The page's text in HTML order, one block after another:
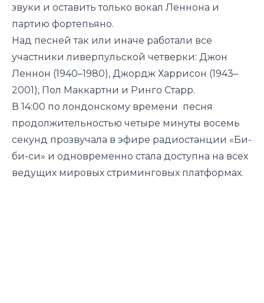
звуки и оставить только вокал Леннона и
партию фортепьяно.
Над песней так или иначе работали все
участники ливерпульской четверки: Джон
Леннон (1940–1980), Джордж Харрисон (1943–
2001), Пол Маккартни и Ринго Старр.
В 14:00 по лондонскому времени песня
продолжительностью четыре минуты восемь
секунд прозвучала в эфире радиостанции «Би-
би-си» и одновременно стала доступна на всех
ведущих мировых стриминговых платформах.